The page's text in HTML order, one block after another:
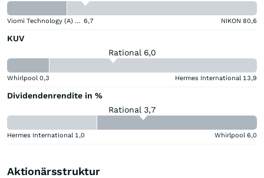
Viomi Technology (A) (A) 6,7 NIKON 80,6
KUV
Rational 6,0
Whirlpool 0,3 Hermes International 13,9
Dividendenrendite in %
Rational 3,7
Hermes International 1,0 Whirlpool 6,0
Aktionärsstruktur